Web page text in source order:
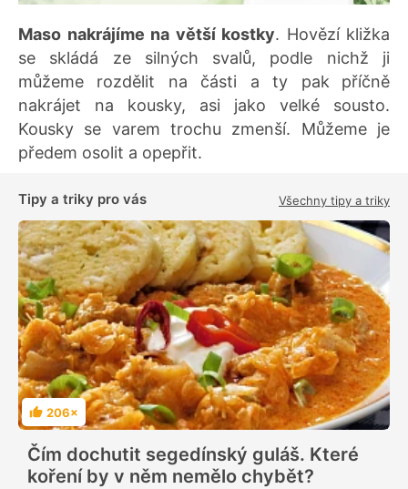
Maso nakrájíme na větší kostky. Hovězí kližka
se skládá ze silných svalů, podle nichž ji
můžeme rozdělit na části a ty pak
příčně
nakrájet na kousky, asi jako velké sousto.
Kousky se varem trochu zmenší. Můžeme je
předem osolit a opepřit.
Tipy a triky pro vás Všechny tipy a triky
H
o
d
n
o
c
206×
Čím dochutit segedínský guláš. Které
koření by v něm nemělo chybět?